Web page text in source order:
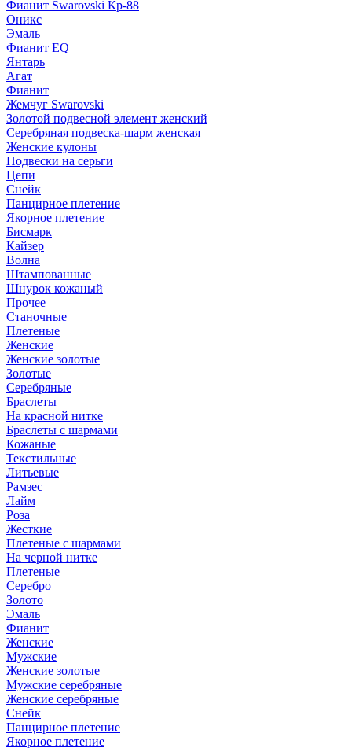
Фианит Swarovski Кр-88
Оникс
Эмаль
Фианит EQ
Янтарь
Агат
Фианит
Жемчуг Swarovski
Золотой подвесной элемент женcкий
Серебряная подвеска-шарм женская
Женские кулоны
Подвески на серьги
Цепи
Снейк
Панцирное плетение
Якорное плетение
Бисмарк
Кайзер
Волна
Штампованные
Шнурок кожаный
Прочее
Станочные
Плетеные
Женские
Женские золотые
Золотые
Серебряные
Браслеты
На красной нитке
Браслеты с шармами
Кожаные
Текстильные
Литьевые
Рамзес
Лайм
Роза
Жесткие
Плетеные с шармами
На черной нитке
Плетеные
Серебро
Золото
Эмаль
Фианит
Женские
Мужские
Женские золотые
Мужские серебряные
Женские серебряные
Снейк
Панцирное плетение
Якорное плетение